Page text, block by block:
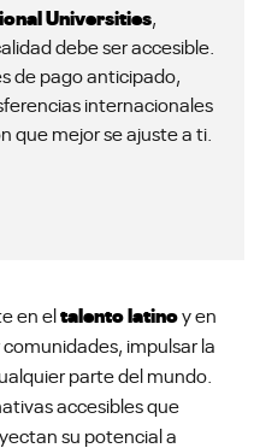
Universities,
debe ser accesible.
de pago anticipado,
internacionales
que mejor se ajuste a ti.
en eltalento latinoy en
impulsar la
parte del mundo.
accesibles que
su potencial a